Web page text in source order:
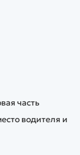
часть
водителя и